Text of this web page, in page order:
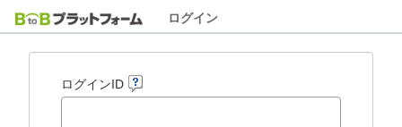
ログイン
ログインID